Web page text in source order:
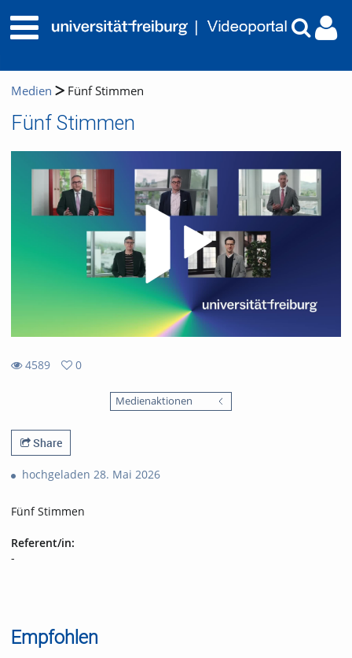
Medien Fünf Stimmen
Fünf Stimmen
4589
0
Medienaktionen
Share
hochgeladen 28. Mai 2026
Fünf Stimmen
Referent/in:
-
Empfohlen